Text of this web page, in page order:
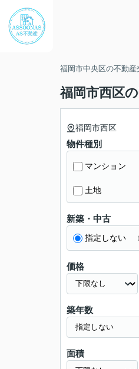
福岡市中央区の不動
福岡市西区
福岡市西区
物件種別
マンション
土地
新築・中古
指定しない
価格
築年数
面積